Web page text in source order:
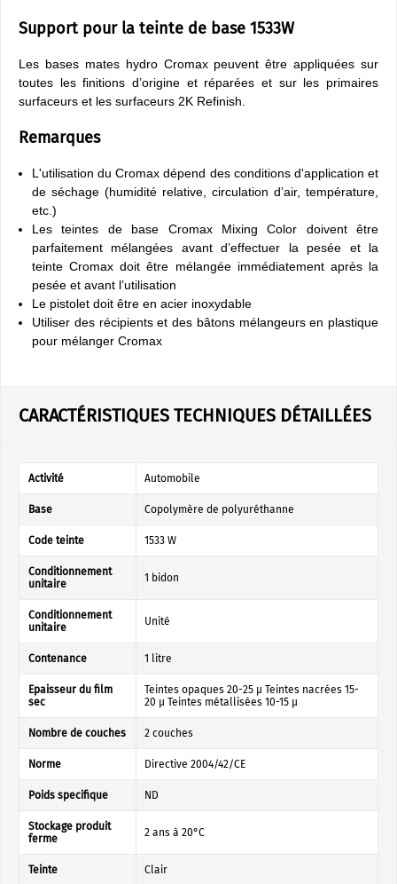
Support pour la teinte de base 1533W
Les bases mates hydro Cromax peuvent être appliquées sur
toutes les finitions d’origine et réparées et sur les primaires
surfaceurs et les surfaceurs 2K Refinish.
Remarques
L'utilisation du Cromax dépend des conditions d'application et
de séchage (humidité relative, circulation d’air, température,
etc.)
Les teintes de base Cromax Mixing Color doivent être
parfaitement mélangées avant d’effectuer la pesée et la
teinte Cromax doit être mélangée immédiatement après la
pesée et avant l’utilisation
Le pistolet doit être en acier inoxydable
Utiliser des récipients et des bâtons mélangeurs en plastique
pour mélanger Cromax
CARACTÉRISTIQUES TECHNIQUES DÉTAILLÉES
Activité Automobile
Base Copolymère de polyuréthanne
Code teinte 1533 W
Conditionnement
unitaire
1 bidon
Conditionnement
unitaire
Unité
Contenance 1 litre
Epaisseur du film
sec
Teintes opaques 20-25 µ Teintes nacrées 15-
20 µ Teintes métallisées 10-15 µ
Nombre de couches 2 couches
Norme Directive 2004/42/CE
Poids specifique ND
Stockage produit
ferme
2 ans à 20°C
Teinte Clair